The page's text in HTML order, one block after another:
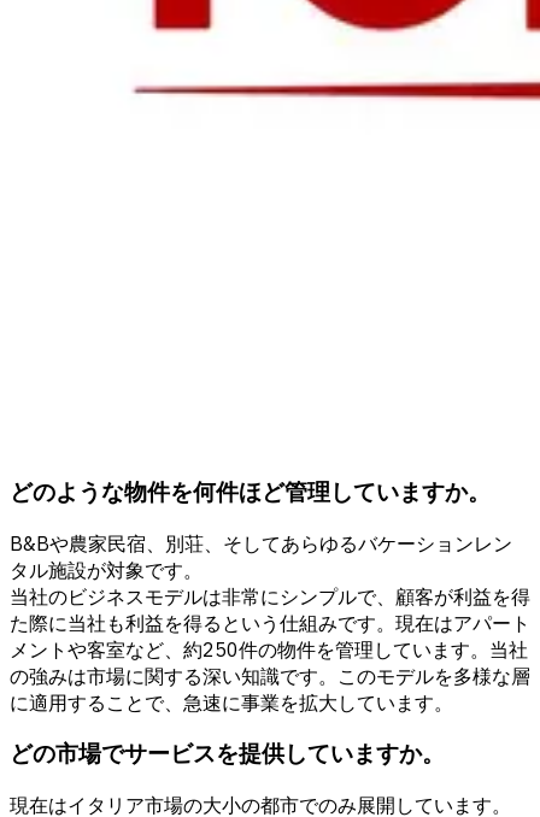
どのような物件を何件ほど管理していますか。
B&Bや農家民宿、別荘、そしてあらゆるバケーションレン
タル施設が対象です。
当社のビジネスモデルは非常にシンプルで、顧客が利益を得
た際に当社も利益を得るという仕組みです。現在はアパート
メントや客室など、約250件の物件を管理しています。当社
の強みは市場に関する深い知識です。このモデルを多様な層
に適用することで、急速に事業を拡大しています。
どの市場でサービスを提供していますか。
現在はイタリア市場の大小の都市でのみ展開しています。